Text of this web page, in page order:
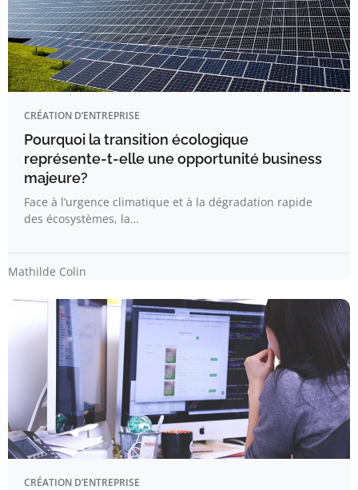
CRÉATION D’ENTREPRISE
Pourquoi la transition écologique
représente-t-elle une opportunité business
majeure?
Face à l’urgence climatique et à la dégradation rapide
des écosystèmes, la…
Mathilde Colin
CRÉATION D’ENTREPRISE